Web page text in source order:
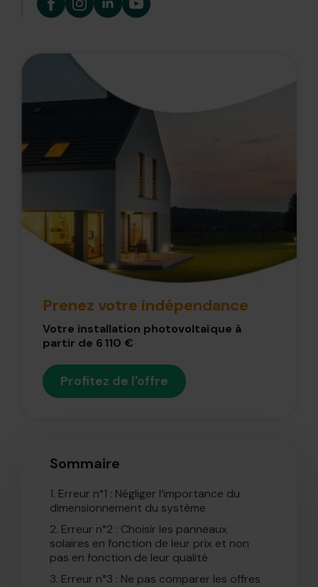
Prenez votre indépendance
Votre installation photovoltaïque à
partir de 6 110 €
Profitez de l'offre
Sommaire
1. Erreur n°1 : Négliger l’importance du
dimensionnement du système
2. Erreur n°2 : Choisir les panneaux
solaires en fonction de leur prix et non
pas en fonction de leur qualité
3. Erreur n°3 : Ne pas comparer les offres